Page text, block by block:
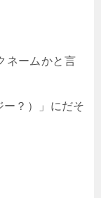
ネームかと言
？）」にだそ